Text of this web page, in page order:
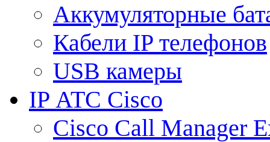
Аккумуляторные
Кабели IP телефонов
USB камеры
IP АТС Cisco
Cisco Call Manager